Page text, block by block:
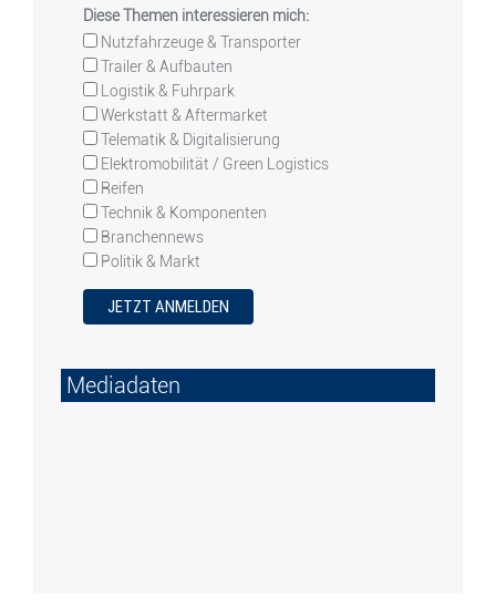
Diese Themen interessieren mich:
Nutzfahrzeuge & Transporter
Trailer & Aufbauten
Logistik & Fuhrpark
Werkstatt & Aftermarket
Telematik & Digitalisierung
Elektromobilität / Green Logistics
Reifen
Technik & Komponenten
Branchennews
Politik & Markt
Mediadaten